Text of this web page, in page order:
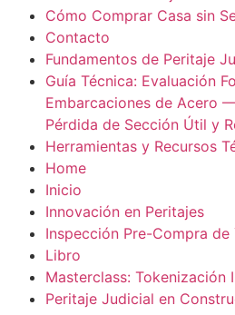
Cómo Comprar Casa sin
Contacto
Fundamentos de Peritaje
Guía Técnica: Evaluación
Embarcaciones de Acero
Pérdida de Sección Útil y
Herramientas y Recursos
Home
Inicio
Innovación en Peritajes
Inspección Pre-Compra de
Libro
Masterclass: Tokenización
Peritaje Judicial en